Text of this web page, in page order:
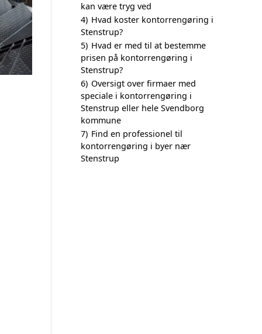
kan være tryg ved
4) Hvad koster kontorrengøring i
Stenstrup?
5) Hvad er med til at bestemme
prisen på kontorrengøring i
Stenstrup?
6) Oversigt over firmaer med
speciale i kontorrengøring i
Stenstrup eller hele Svendborg
kommune
7) Find en professionel til
kontorrengøring i byer nær
Stenstrup